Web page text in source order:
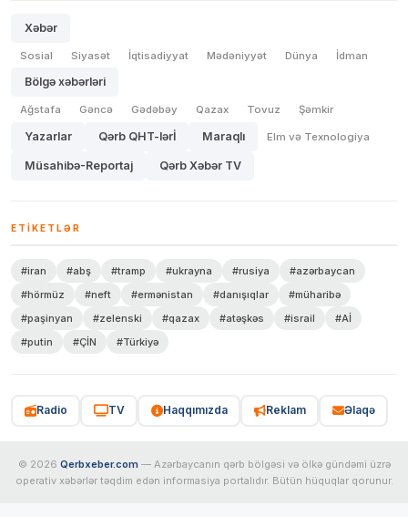
Xəbər
Sosial Siyasət İqtisadiyyat Mədəniyyət Dünya İdman
Bölgə xəbərləri
Ağstafa Gəncə Gədəbəy Qazax Tovuz Şəmkir
Yazarlar Qərb QHT-lərİ Maraqlı Elm və Texnologiya
Müsahibə-Reportaj Qərb Xəbər TV
ETIKETLƏR
#iran #abş #tramp #ukrayna #rusiya
#azərbaycan
#hörmüz
#neft #ermənistan #danışıqlar
#müharibə
#paşinyan
#zelenski #qazax #atəşkəs #israil
#Aİ
#putin
#ÇİN #Türkiyə
Radio TV Haqqımızda Reklam Əlaqə
© 2026 Qerbxeber.com — Azərbaycanın qərb bölgəsi və ölkə gündəmi üzrə
operativ xəbərlər təqdim edən informasiya portalıdır. Bütün hüquqlar qorunur.